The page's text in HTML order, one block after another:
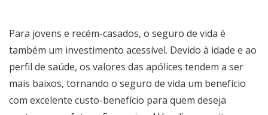
Para jovens e recém-casados, o seguro de vida é
também um investimento acessível. Devido à idade e ao
perfil de saúde, os valores das apólices tendem a ser
mais baixos, tornando o seguro de vida um benefício
com excelente custo-benefício para quem deseja